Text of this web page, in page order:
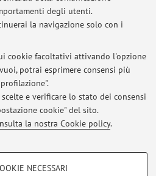
degli utenti.
la navigazione solo con i
cookie facoltativi attivando l'opzione
potrai esprimere consensi più
e verificare lo stato dei consensi
cookie" del sito.
la nostra Cookie policy.
- FACOLTATIVI
NECESSARI
"Augusto Righi"
-
Vai alla mappa
avvisi
sono presenti avvisi.